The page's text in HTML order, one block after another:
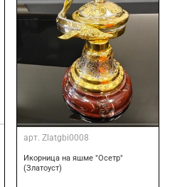
арт. Zlatgbi0008
Икорница на яшме "Осетр"
(Златоуст)